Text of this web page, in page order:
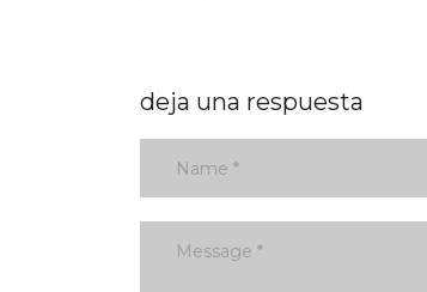
deja una respuesta